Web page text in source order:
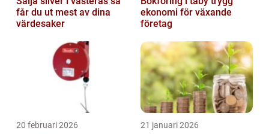
får du ut mest av dina
värdesaker
ekonomi för växande
företag
20 februari 2026 21 januari 2026